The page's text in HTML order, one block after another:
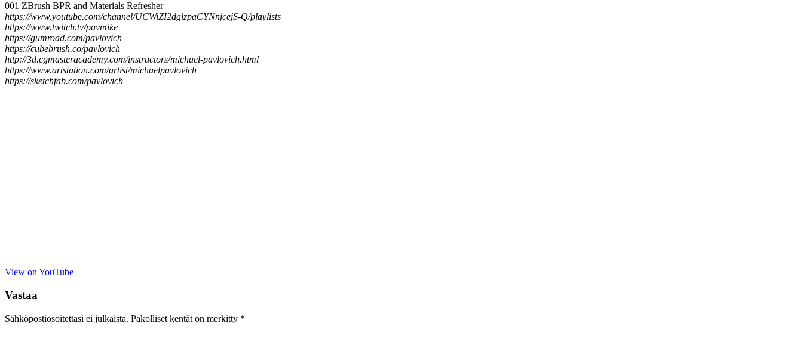
001 ZBrush BPR and Materials Refresher
https://www.youtube.com/channel/UCWiZI2dglzpaCYNnjcejS-Q/playlists
https://www.twitch.tv/pavmike
https://gumroad.com/pavlovich
https://cubebrush.co/pavlovich
http://3d.cgmasteracademy.com/instructors/michael-pavlovich.html
https://www.artstation.com/artist/michaelpavlovich
https://sketchfab.com/pavlovich
View on YouTube
Vastaa
Sähköpostiosoitettasi ei julkaista. Pakolliset kentät on merkitty *